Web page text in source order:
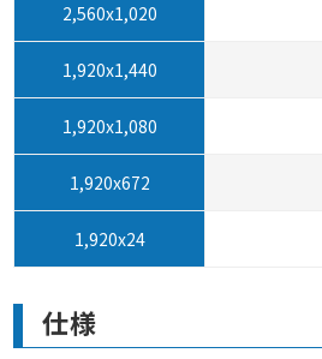
2,560x1,020
1,920x1,440
1,920x1,080
1,920x672
1,920x24
仕様